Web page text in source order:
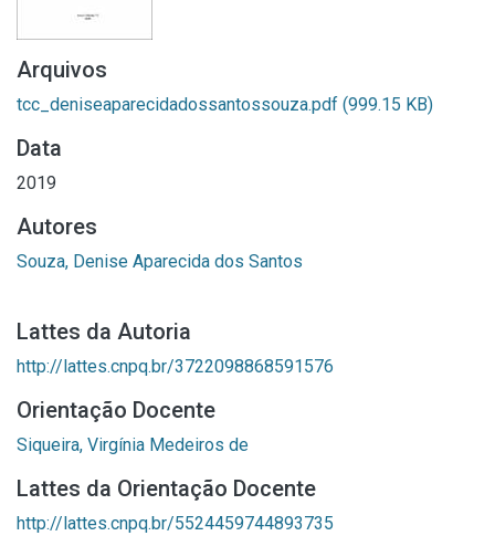
Arquivos
tcc_deniseaparecidadossantossouza.pdf (999.15 KB)
Data
2019
Autores
Souza, Denise Aparecida dos Santos
Lattes da Autoria
http://lattes.cnpq.br/3722098868591576
Orientação Docente
Siqueira, Virgínia Medeiros de
Lattes da Orientação Docente
http://lattes.cnpq.br/5524459744893735